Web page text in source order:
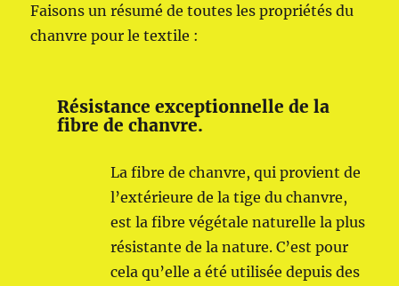
Faisons un résumé de toutes les propriétés du
chanvre pour le textile :
Résistance exceptionnelle de la
fibre de chanvre.
La fibre de chanvre, qui provient de
l’extérieure de la tige du chanvre,
est la fibre végétale naturelle la plus
résistante de la nature. C’est pour
cela qu’elle a été utilisée depuis des